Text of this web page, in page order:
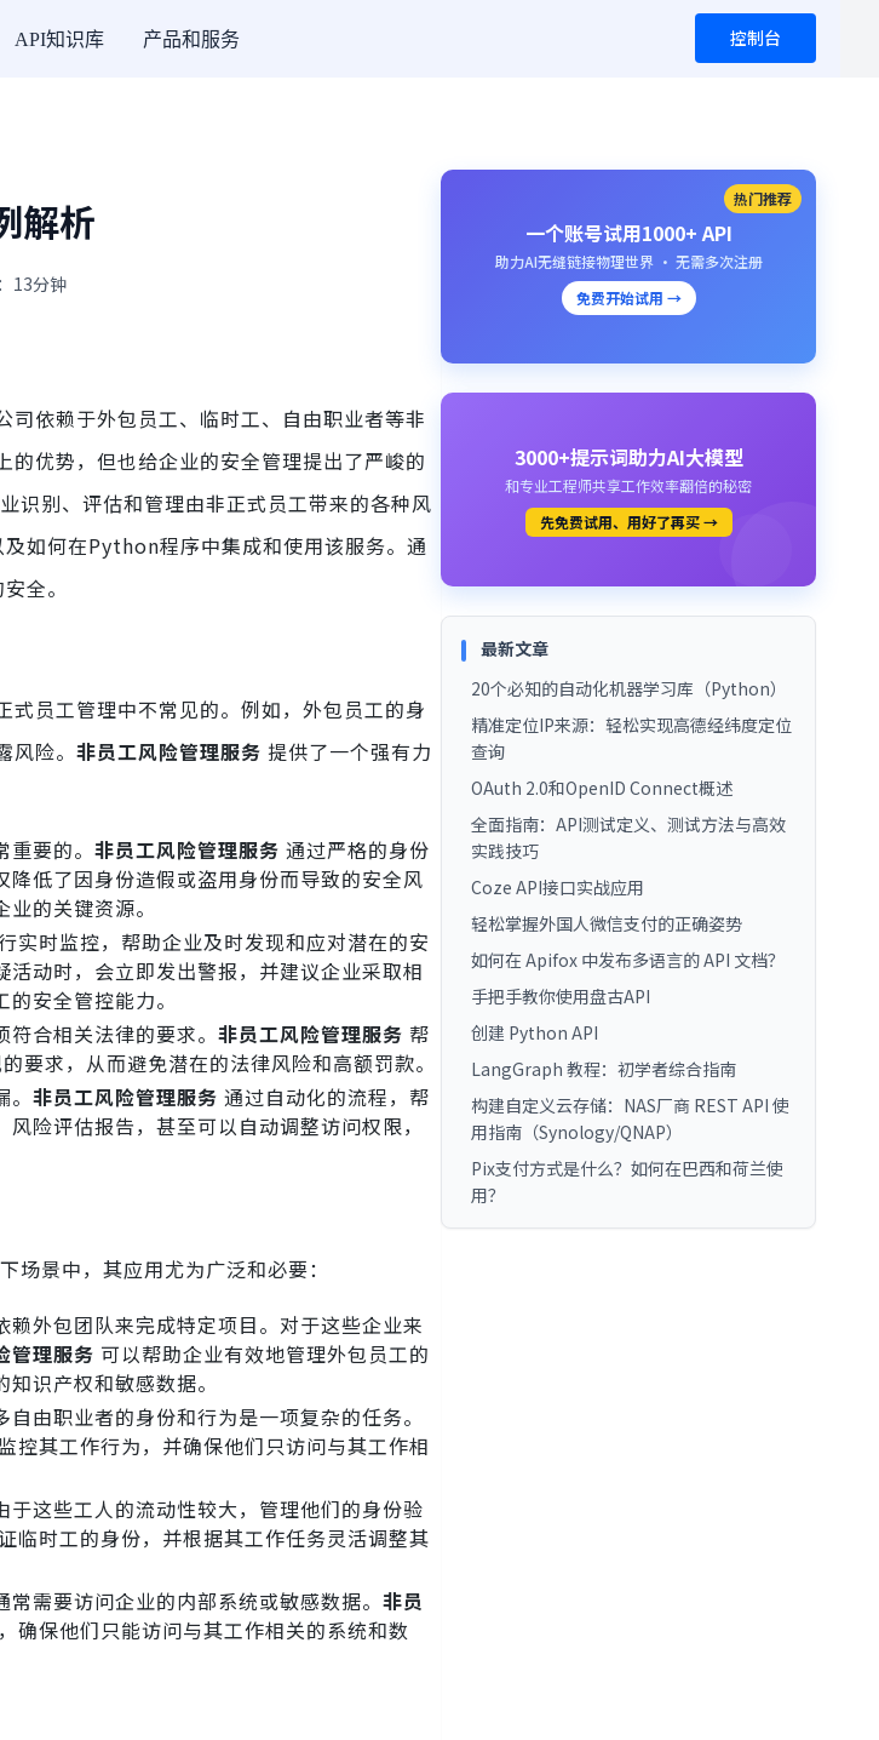
API知识库 产品和服务 控制台
解析
13分钟
依赖于外包员工、临时工、自由职业者等非
优势，但也给企业的安全管理提出了严峻的
识别、评估和管理由非正式员工带来的各种风
如何在Python程序中集成和使用该服务。通
全。
员工管理中不常见的。例如，外包员工的身
险。 非员工风险管理服务 提供了一个强有力
要的。 非员工风险管理服务 通过严格的身份
低了因身份造假或盗用身份而导致的安全风
的关键资源。
实时监控，帮助企业及时发现和应对潜在的安
动时，会立即发出警报，并建议企业采取相
安全管控能力。
合相关法律的要求。 非员工风险管理服务 帮
要求，从而避免潜在的法律风险和高额罚款。
非员工风险管理服务 通过自动化的流程，帮
险评估报告，甚至可以自动调整访问权限，
场景中，其应用尤为广泛和必要：
外包团队来完成特定项目。对于这些企业来
管理服务 可以帮助企业有效地管理外包员工的
识产权和敏感数据。
由职业者的身份和行为是一项复杂的任务。
控其工作行为，并确保他们只访问与其工作相
这些工人的流动性较大，管理他们的身份验
临时工的身份，并根据其工作任务灵活调整其
需要访问企业的内部系统或敏感数据。 非员
确保他们只能访问与其工作相关的系统和数
热门推荐
一个账号试用1000+ API
助力AI无缝链接物理世界 · 无需多次注册
免费开始试用 →
3000+提示词助力AI大模型
和专业工程师共享工作效率翻倍的秘密
先免费试用、用好了再买 →
最新文章
20个必知的自动化机器学习库（Python）
精准定位IP来源：轻松实现高德经纬度定位
查询
OAuth 2.0和OpenID Connect概述
全面指南：API测试定义、测试方法与高效
实践技巧
Coze API接口实战应用
轻松掌握外国人微信支付的正确姿势
如何在 Apifox 中发布多语言的 API 文档？
手把手教你使用盘古API
创建 Python API
LangGraph 教程：初学者综合指南
构建自定义云存储：NAS厂商 REST API 使
用指南（Synology/QNAP）
Pix支付方式是什么？如何在巴西和荷兰使
用？